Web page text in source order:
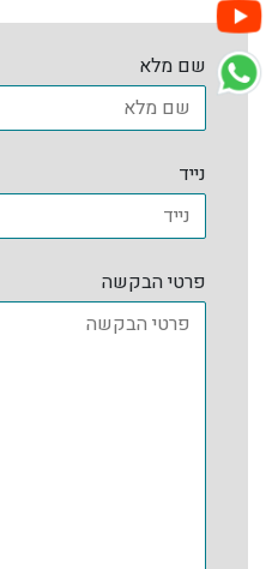
שם מלא
נייד
פרטי הבקשה